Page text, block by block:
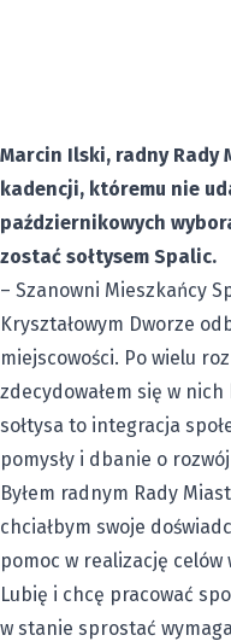
Marcin Ilski, radny Rady
kadencji, któremu nie
październikowych
zostać sołtysem Spalic.
– Szanowni Mieszkańcy
Kryształowym Dworze
miejscowości. Po wielu
zdecydowałem się w
sołtysa to integracja
pomysły i dbanie o
Byłem radnym Rady
chciałbym swoje
pomoc w realizację
Lubię i chcę pracować
w stanie sprostać